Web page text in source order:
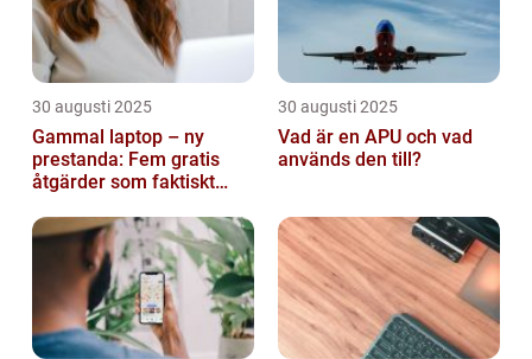
30 augusti 2025
Gammal laptop – ny
prestanda: Fem gratis
åtgärder som faktiskt
30 augusti 2025
Vad är en APU och vad
används den till?